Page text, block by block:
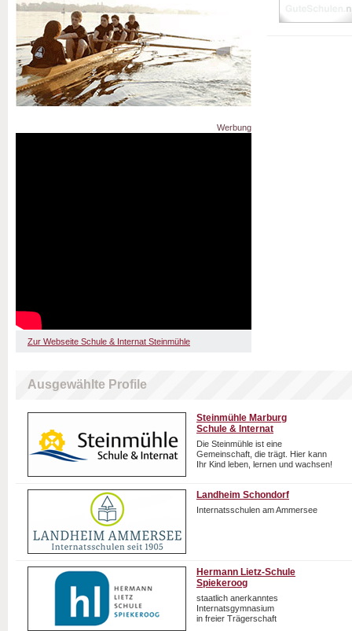
Werbung
Zur Webseite Schule & Internat Steinmühle
Ausgewählte Profile
Steinmühle Marburg
Schule & Internat
Die Steinmühle ist eine
Gemeinschaft, die trägt. Hier kann
Ihr Kind leben, lernen und wachsen!
Landheim Schondorf
Internatsschulen am Ammersee
Hermann Lietz-Schule
Spiekeroog
staatlich anerkanntes
Internatsgymnasium
in freier Trägerschaft